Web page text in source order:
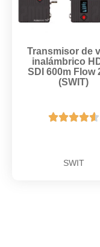
Transmisor de
inalámbrico
SDI 600m Flow
(SWIT)

SWIT